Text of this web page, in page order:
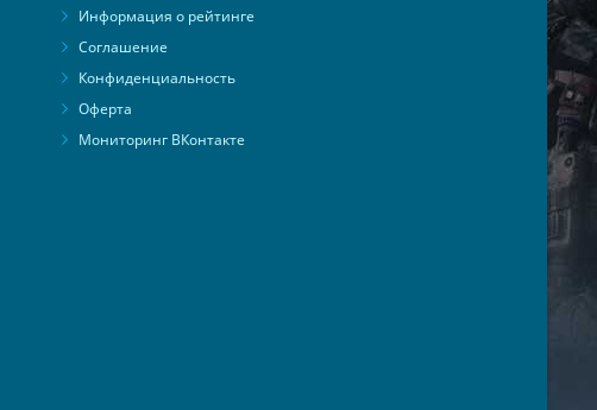
Информация о рейтинге
Соглашение
Конфиденциальность
Оферта
Мониторинг ВКонтакте